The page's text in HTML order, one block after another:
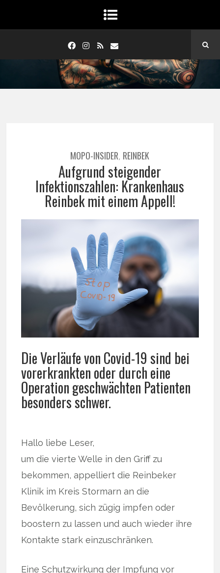
MOPO-INSIDER, REINBEK
Aufgrund steigender
Infektionszahlen: Krankenhaus
Reinbek mit einem Appell!
Die Verläufe von Covid-19 sind bei
vorerkrankten oder durch eine
Operation geschwächten Patienten
besonders schwer.
Hallo liebe Leser,
um die vierte Welle in den Griff zu
bekommen, appelliert die Reinbeker
Klinik im Kreis Stormarn an die
Bevölkerung, sich zügig impfen oder
boostern zu lassen und auch wieder ihre
Kontakte stark einzuschränken.
Eine Schutzwirkung der Impfung vor